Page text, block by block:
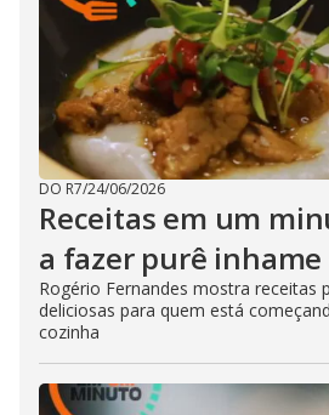
DO R7/24/06/2026
Receitas em um
a fazer purê inhame
Rogério Fernandes mostra receitas
deliciosas para quem está
cozinha